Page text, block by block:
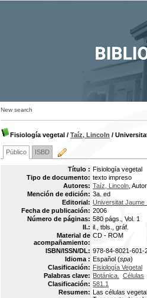
New search
Fisiología vegetal / Taíz, Lincoln /
Público ISBD
Título : Fisiología vegetal
Tipo de documento: texto impreso
Autores: Taíz, Lincoln ,
Mención de edición: 3a. ed
Editorial: Universitat Jaume
Fecha de publicación: 2006
Número de páginas: 580 págs., Vol. 1
Il.: il., tbls., gráf.
Material de
acompañamiento:
CD - ROM
ISBN/ISSN/DL: 978-84-8021-601-
Idioma : Español (spa)
Clasificación: Fisiología Vegetal
Palabras clave: Botánica.
Células
Clasificación: 581.1
Resumen: Las células